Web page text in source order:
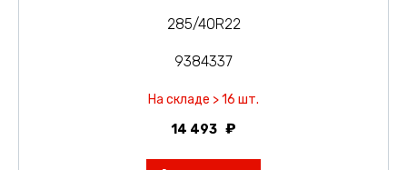
285/40R22
9384337
На складе > 16 шт.
14 493